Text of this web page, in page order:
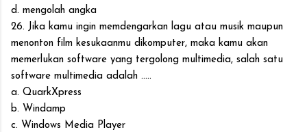
d. mengolah angka
26. Jika kamu ingin memdengarkan lagu atau musik maupun
menonton film kesukaanmu dikomputer, maka kamu akan
memerlukan software yang tergolong multimedia, salah satu
software multimedia adalah .....
a. QuarkXpress
b. Windamp
c. Windows Media Player